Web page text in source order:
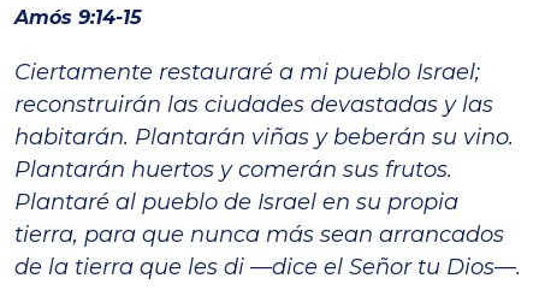
Amós 9:14-15
Ciertamente restauraré a mi pueblo Israel;
reconstruirán las ciudades devastadas y las
habitarán. Plantarán viñas y beberán su vino.
Plantarán huertos y comerán sus frutos.
Plantaré al pueblo de Israel en su propia
tierra, para que nunca más sean arrancados
de la tierra que les di —dice el Señor tu Dios—.